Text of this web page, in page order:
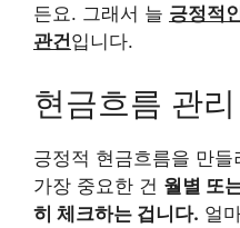
든요. 그래서 늘 긍정적
관건입니다.
현금흐름 관
긍정적 현금흐름을 만
가장 중요한 건 월별 또
히 체크하는 겁니다. 얼